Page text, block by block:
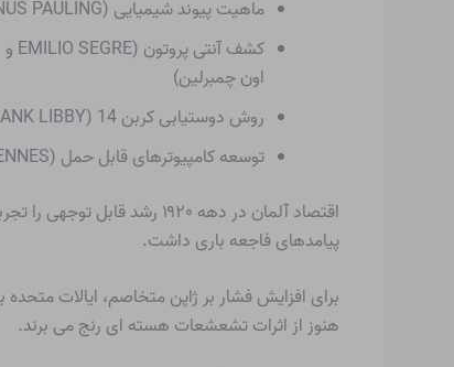
ماهیت پیوند شیمیایی (LINUS PAULING)
کشف آنتی پروتون (EMILIO SEGRE و
اون چمبرلین)
روش دوستیابی کربن 14 (WILLARD FRANK LIBBY)
توسعه کامپیوترهای قابل حمل (PIERRE GILLES DE GENNES)
پیامدهای فاجعه باری داشت.
هنوز از اثرات تشعشعات هسته ای رنج می برند.